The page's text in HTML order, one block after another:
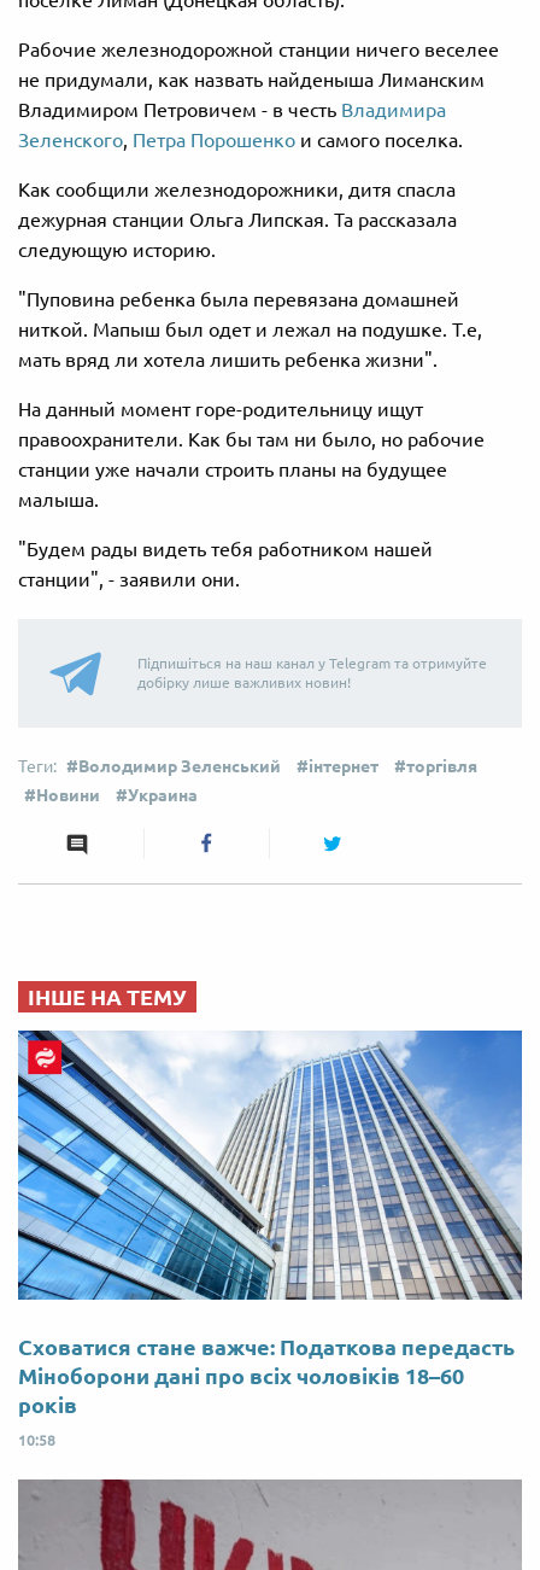
Рабочие железнодорожной станции ничего веселее
не придумали, как назвать найденыша Лиманским
Владимиром Петровичем - в честь Владимира
Зеленского, Петра Порошенко и самого поселка.
Как сообщили железнодорожники, дитя спасла
дежурная станции Ольга Липская. Та рассказала
следующую историю.
"Пуповина ребенка была перевязана домашней
ниткой. Мапыш был одет и лежал на подушке. Т.е,
мать вряд ли хотела лишить ребенка жизни".
На данный момент горе-родительницу ищут
правоохранители. Как бы там ни было, но рабочие
станции уже начали строить планы на будущее
малыша.
"Будем рады видеть тебя работником нашей
станции", - заявили они.
Підпишіться на наш канал у Telegram та отримуйте
добірку лише важливих новин!
Володимир Зеленський інтернет
торгівля
Новини
Украина
ІНШЕ НА ТЕМУ
Сховатися стане важче: Податкова передасть
Міноборони дані про всіх чоловіків 18–60
років
10:58